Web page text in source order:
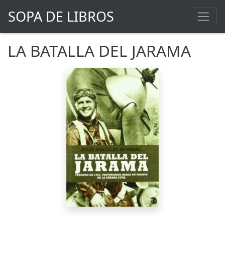
SOPA DE LIBROS
LA BATALLA DEL JARAMA